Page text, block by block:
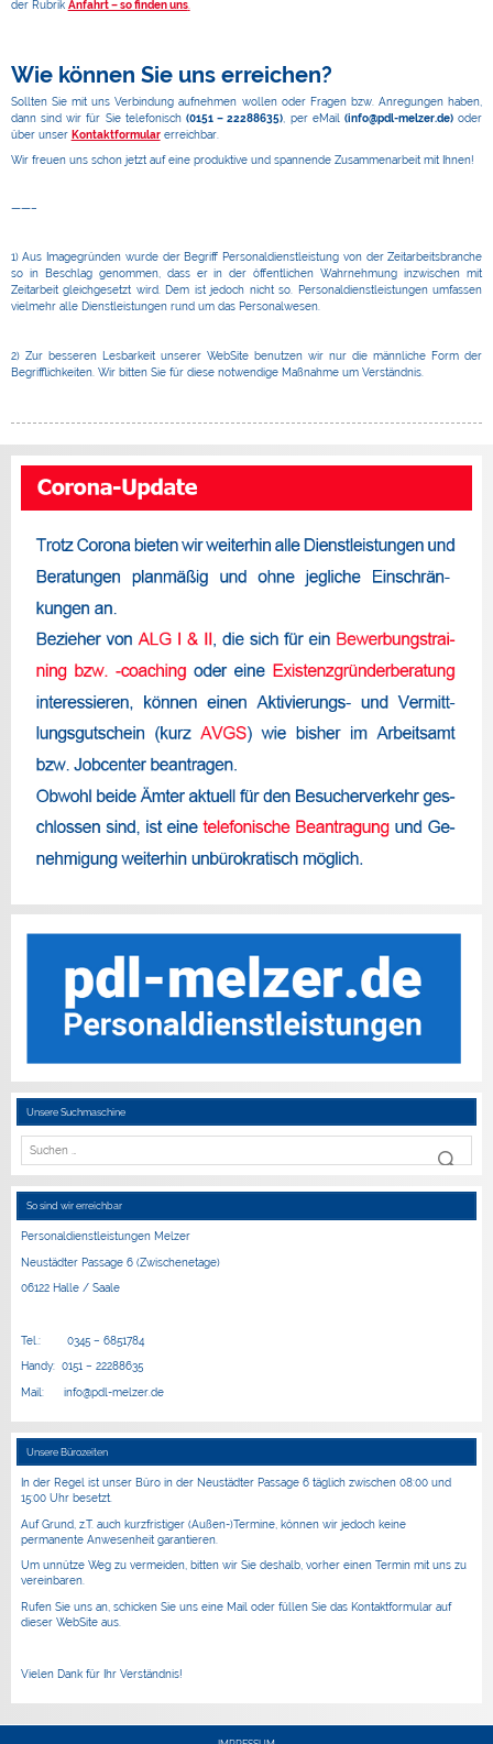
der Rubrik Anfahrt – so finden uns.
Wie können Sie uns erreichen?
Sollten Sie mit uns Verbindung aufnehmen wollen oder Fragen bzw. Anregungen haben,
dann sind wir für Sie telefonisch (0151 – 22288635), per eMail(info@pdl-melzer.de) oder
über unser Kontaktformularerreichbar.
Wir freuen uns schon jetzt auf eine produktive und spannende Zusammenarbeit mit Ihnen!
——–
1) Aus Imagegründen wurde der Begriff Personaldienstleistung von der Zeitarbeitsbranche
so in Beschlag genommen, dass er in der öffentlichen Wahrnehmung inzwischen mit
Zeitarbeit gleichgesetzt wird. Dem ist jedoch nicht so. Personaldienstleistungen umfassen
vielmehr alle Dienstleistungen rund um das Personalwesen.
2) Zur besseren Lesbarkeit unserer WebSite benutzen wir nur die männliche Form der
Begrifflichkeiten. Wir bitten Sie für diese notwendige Maßnahme um Verständnis.
Unsere Suchmaschine
So sind wir erreichbar
Personaldienstleistungen Melzer
Neustädter Passage 6 (Zwischenetage)
06122 Halle / Saale
Tel.: 0345 – 6851784
Handy: 0151 – 22288635
Mail: info@pdl-melzer.de
Unsere Bürozeiten
In der Regel ist unser Büro in der Neustädter Passage 6 täglich zwischen 08:00 und
15:00 Uhr besetzt.
Auf Grund, z.T. auch kurzfristiger (Außen-)Termine, können wir jedoch keine
permanente Anwesenheit garantieren.
Um unnütze Weg zu vermeiden, bitten wir Sie deshalb, vorher einen Termin mit uns zu
vereinbaren.
Rufen Sie uns an, schicken Sie uns eine Mail oder füllen Sie das Kontaktformular auf
dieser WebSite aus.
Vielen Dank für Ihr Verständnis!